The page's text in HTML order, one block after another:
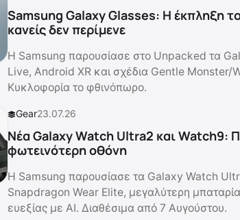
Samsung Galaxy Glasses: Η έκπληξη
κανείς δεν περίμενε
Η Samsung παρουσίασε στο Unpacked τα
Live, Android XR και σχέδια Gentle Monster/
Κυκλοφορία το φθινόπωρο.
Gear23.07.26
Νέα Galaxy Watch Ultra2 και Watch9:
φωτεινότερη οθόνη
Η Samsung παρουσίασε τα Galaxy Watch
Snapdragon Wear Elite, μεγαλύτερη μπαταρία
ευεξίας με AI. Διαθέσιμα από 7 Αυγούστου.